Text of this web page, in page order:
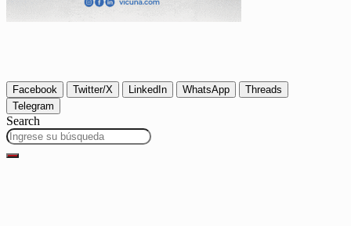
Facebook Twitter/X LinkedIn WhatsApp
Threads
Telegram
Search